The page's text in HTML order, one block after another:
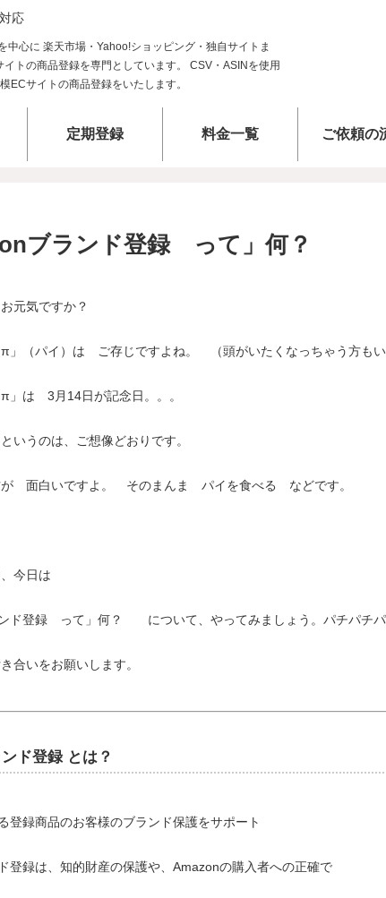
応
定期登録 料金一覧 ご依頼の
ブランド登録 って」何？
元気ですか？
π」（パイ）は ご存じですよね。 （頭がいたくなっちゃう方も
」は 3月14日が記念日。。。
いうのは、ご想像どおりです。
が 面白いですよ。 そのまんま パイを食べる などです。
今日は
ンド登録 って」何？ について、やってみましょう。パチパチ
合いをお願いします。
ド登録 とは？
登録商品のお客様のブランド保護をサポート
登録は、知的財産の保護や、Amazonの購入者への正確で